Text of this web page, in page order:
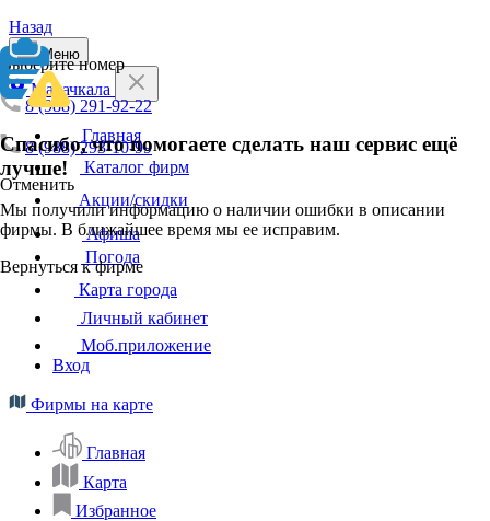
Назад
Выберите номер
8 (988) 291-92-22
8 (988) 293-10-99
Отменить
Спасибо, что помогаете сделать наш сервис ещё
лучше!
Мы получили информацию о наличии ошибки в описании
фирмы. В ближайшее время мы ее исправим.
Вернуться к фирме
Меню
Махачкала
Главная
Каталог фирм
Акции/скидки
Афиша
Погода
Карта города
Личный кабинет
Моб.приложение
Вход
Фирмы на карте
Главная
Карта
Избранное